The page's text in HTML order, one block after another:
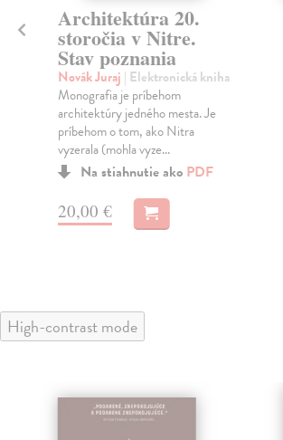
Architektúra 20.
storočia v Nitre.
Stav poznania
Novák Juraj | Elektronická kniha
Monografia je príbehom
architektúry jedného mesta. Je
príbehom o tom, ako Nitra
vyzerala (mohla vyze...
Na stiahnutie ako PDF
20,00 €
High-contrast mode